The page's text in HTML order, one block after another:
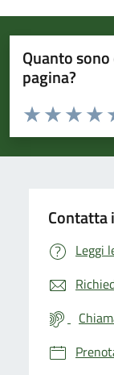
Quanto
pagina?
Valuta da 1 a 5
Valuta 3
Valuta 2
Valuta 1 stelle
Contatta
Leggi